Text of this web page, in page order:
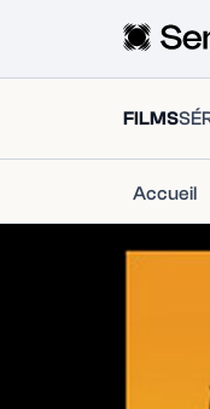
FILMS
Accueil